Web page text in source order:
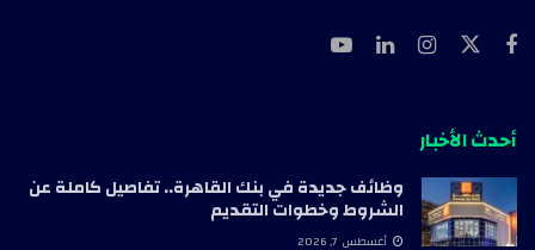
أحدث الأخبار
وظائف جديدة في بنك القاهرة.. تفاصيل كاملة عن
الشروط وخطوات التقديم
أغسطس 7, 2026